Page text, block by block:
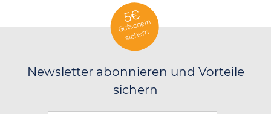
5€
Gutschein
sichern
Newsletter abonnieren und Vorteile
sichern